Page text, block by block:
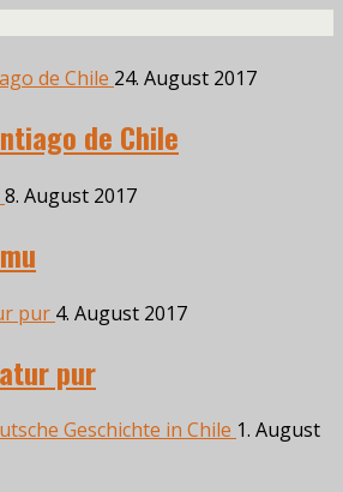
24. August 2017
de Chile
8. August 2017
4. August 2017
pur
1. August